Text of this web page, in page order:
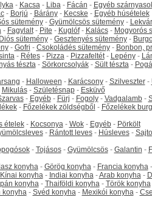
- Kacsa- Liba- Fácán - Egyéb
- Borjú - Bárány- Kecske - Egyéb húsételek
sütemény- Gyümölcsös sütemény-
- Fagylalt- Pite - Kuglóf- Kalács- Mogyorós
Diós sütemény- Gesztenyés sütemény-
- Gofri - Csokoládés sütemény- Bonbon,
- Rétes- Pizza- Pizzafeltét- Lepény-
tészta- Sörkorcsolyák- Sült tészta-
- Halloween - Karácsony- Szilveszter-
Mikulás- Születésnap- Esküvő
- Egyéb- Fürj - Fogoly- Vadgalamb-
- Főzelékek zöldségből - Főzelékek
ételek- Kocsonya- Wok- Egyéb- Pörkölt
- Rántott leves- Húsleves-
- Tojásos- Gyümölcsös- Galantin -
konyha- Görög konyha- Francia konyha-
Kínai konyha- Indiai konyha-Arab konyha-
konyha- Thaiföldi konyha- Török konyha
konyha- Svéd konyha- Mexikói konyha-